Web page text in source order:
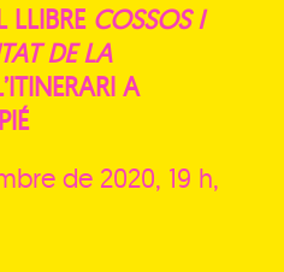
LLIBRE COSSOS I
DE LA
A
de 2020, 19 h,